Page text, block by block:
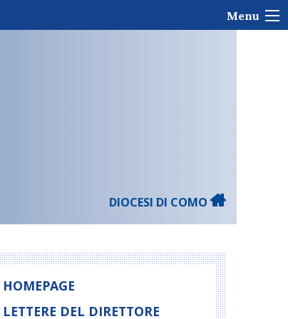
Menu
DIOCESI DI COMO
HOMEPAGE
LETTERE DEL DIRETTORE